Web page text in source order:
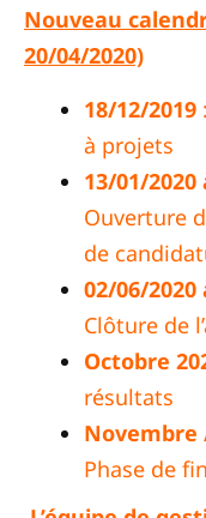
Nouveau
20/04/2020)
18/12/2019
à projets
13/01/2020
Ouverture
de
02/06/2020
Clôture de
Octobre
résultats
Novembre
Phase de